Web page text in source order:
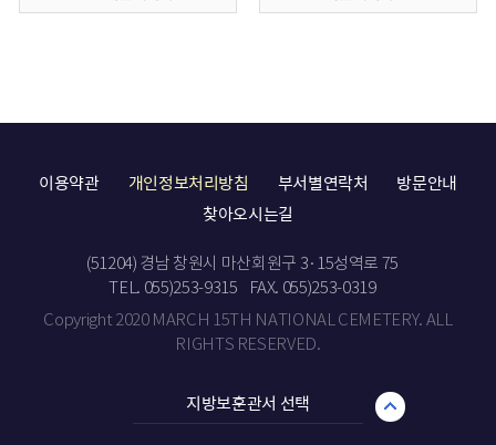
이용약관 개인정보처리방침 부서별연락처
방문안내
찾아오시는길
(51204) 경남 창원시 마산회원구 3·15성역로 75
TEL. 055)253-9315
FAX. 055)253-0319
Copyright 2020 MARCH 15TH NATIONAL CEMETERY. ALL
RIGHTS RESERVED.
지방보훈관서 선택